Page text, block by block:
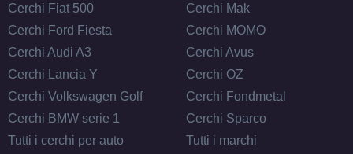
Cerchi Fiat 500
Cerchi Ford Fiesta
Cerchi Audi A3
Cerchi Lancia Y
Cerchi Volkswagen Golf
Cerchi BMW serie 1
Tutti i cerchi per auto
Cerchi Mak
Cerchi MOMO
Cerchi Avus
Cerchi OZ
Cerchi Fondmetal
Cerchi Sparco
Tutti i marchi